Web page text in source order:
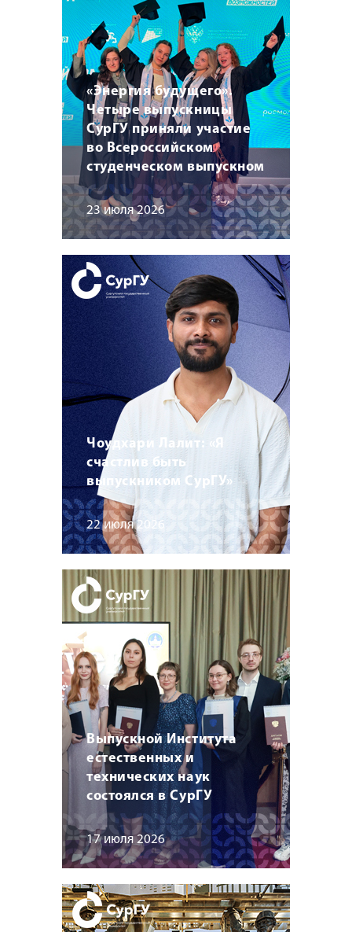
«Энергия будущего».
Четыре выпускницы
СурГУ приняли участие
во Всероссийском
студенческом выпускном
23 июля 2026
Чоудхари Лалит: «Я
счастлив быть
выпускником СурГУ»
22 июля 2026
Выпускной Института
естественных и
технических наук
состоялся в СурГУ
17 июля 2026